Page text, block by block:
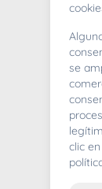
se
clic